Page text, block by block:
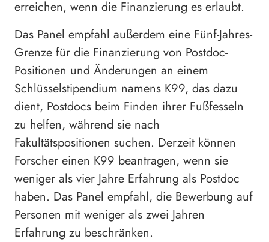
erreichen, wenn die Finanzierung es erlaubt.
Das Panel empfahl außerdem eine Fünf-Jahres-
Grenze für die Finanzierung von Postdoc-
Positionen und Änderungen an einem
Schlüsselstipendium namens K99, das dazu
dient, Postdocs beim Finden ihrer Fußfesseln
zu helfen, während sie nach
Fakultätspositionen suchen. Derzeit können
Forscher einen K99 beantragen, wenn sie
weniger als vier Jahre Erfahrung als Postdoc
haben. Das Panel empfahl, die Bewerbung auf
Personen mit weniger als zwei Jahren
Erfahrung zu beschränken.